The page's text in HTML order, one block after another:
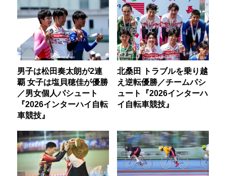
男子は松田奏太朗が2連
覇 女子は塩貝穂佳が優勝
／男女個人パシュート
『2026インターハイ自転
車競技』
北桑田 トラブルを乗り越
え逆転優勝／チームパシ
ュート『2026インターハ
イ自転車競技』